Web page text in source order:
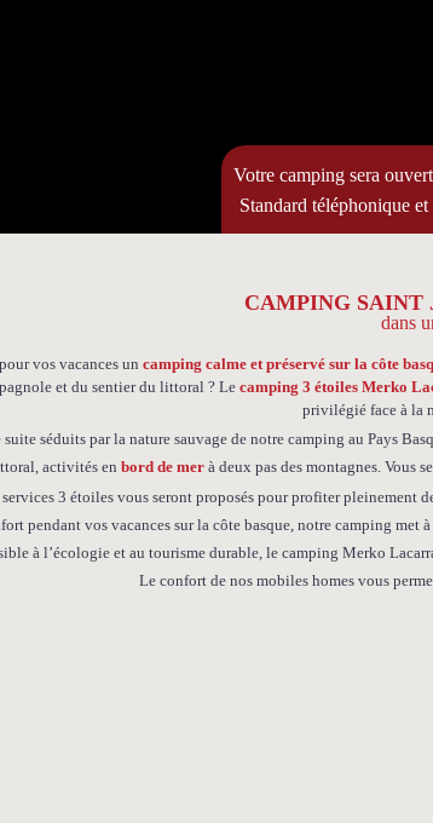
Votre camping sera
Standard téléphonique
CAMPING SAINT
dans
vos vacances un camping calme et préservé sur la côte
et du sentier du littoral ? Le camping 3 étoiles Merko
privilégié face à la
suite séduits par la nature sauvage de notre camping au Pays
activités en bord de mer à deux pas des montagnes. Vous
3 étoiles vous seront proposés pour profiter pleinement
pendant vos vacances sur la côte basque, notre camping
à l’écologie et au tourisme durable, le camping Merko
Le confort de nos mobiles homes vous